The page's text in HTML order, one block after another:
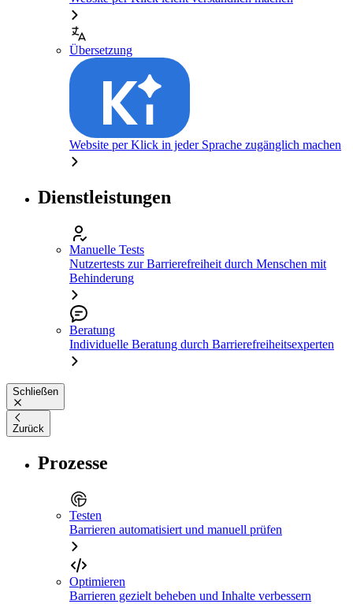
Übersetzung
Website per Klick in jeder Sprache zugänglich machen
Dienstleistungen
Manuelle Tests
Nutzertests zur Barrierefreiheit durch Menschen mit
Behinderung
Beratung
Individuelle Beratung durch Barrierefreiheitsexperten
Schließen
Zurück
Prozesse
Testen
Barrieren automatisiert und manuell prüfen
Optimieren
Barrieren gezielt beheben und Inhalte verbessern